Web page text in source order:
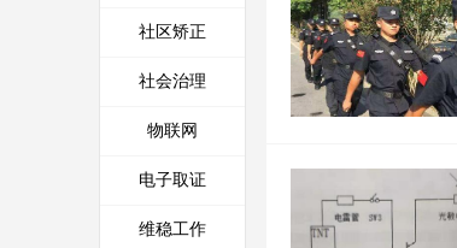
社区矫正
社会治理
物联网
电子取证
维稳工作